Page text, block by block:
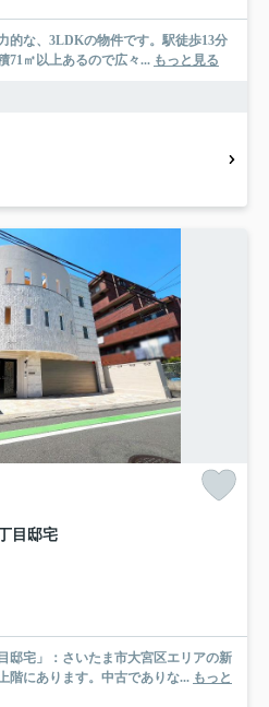
的な、3LDKの物件です。駅徒歩13分
71㎡以上あるので広々... もっと見る
目邸宅
邸宅」：さいたま市大宮区エリアの新
階にあります。中古でありな... もっと